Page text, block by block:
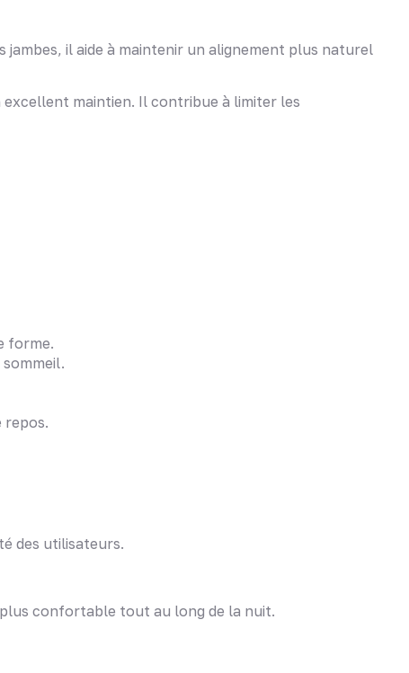
il aide à maintenir un alignement plus naturel
maintien. Il contribue à limiter les
forme.
repos.
des utilisateurs.
confortable tout au long de la nuit.